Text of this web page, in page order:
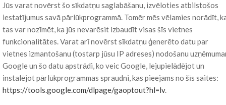
Jūs varat novērst šo sīkdatņu saglabāšanu, izvēloties atbilstošos
iestatījumus savā pārlūkprogrammā. Tomēr mēs vēlamies norādīt,
tas var nozīmēt, ka jūs nevarēsit izbaudīt visas šīs vietnes
funkcionalitātes. Varat arī novērst sīkdatņu ģenerēto datu par
vietnes izmantošanu (tostarp jūsu IP adreses) nodošanu
Google un šo datu apstrādi, ko veic Google, lejupielādējot un
instalējot pārlūkprogrammas spraudni, kas pieejams no šīs saites:
https://tools.google.com/dlpage/gaoptout?hl=lv.